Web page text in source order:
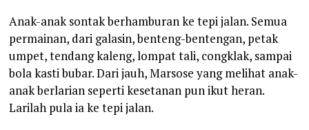
Anak-anak sontak berhamburan ke tepi jalan. Semua
permainan, dari galasin, benteng-bentengan, petak
umpet, tendang kaleng, lompat tali, congklak, sampai
bola kasti bubar. Dari jauh, Marsose yang melihat anak-
anak berlarian seperti kesetanan pun ikut heran.
Larilah pula ia ke tepi jalan.